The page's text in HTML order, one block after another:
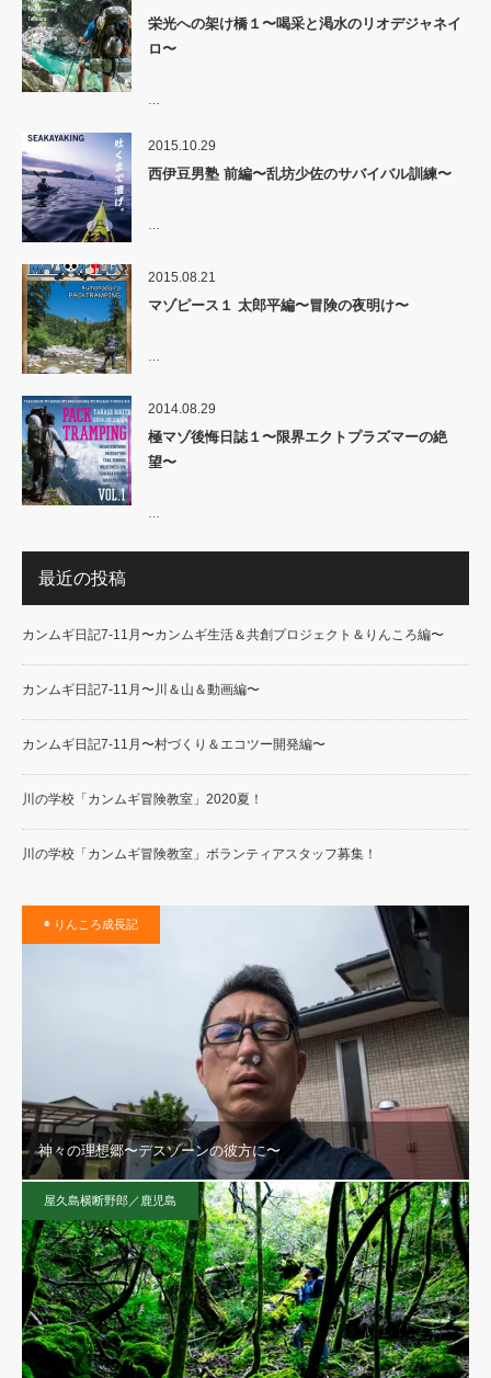
栄光への架け橋１〜喝采と渇水のリオデジャネイ
ロ〜
2015.10.29
西伊豆男塾 前編〜乱坊少佐のサバイバル訓練〜
2015.08.21
マゾピース１ 太郎平編〜冒険の夜明け〜
2014.08.29
極マゾ後悔日誌１〜限界エクトプラズマーの絶
望〜
最近の投稿
カンムギ日記7-11月〜カンムギ生活＆共創プロジェクト＆りんころ編〜
カンムギ日記7-11月〜川＆山＆動画編〜
カンムギ日記7-11月〜村づくり＆エコツー開発編〜
川の学校「カンムギ冒険教室」2020夏！
川の学校「カンムギ冒険教室」ボランティアスタッフ募集！
◉ りんころ成長記
神々の理想郷〜デスゾーンの彼方に〜
屋久島横断野郎／鹿児島